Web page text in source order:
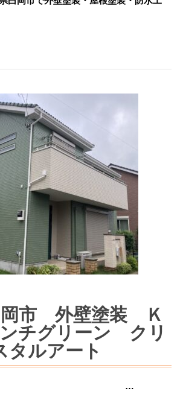
岡市 外壁塗装 Ｋ
チグリーン クリ
タルアート
After …